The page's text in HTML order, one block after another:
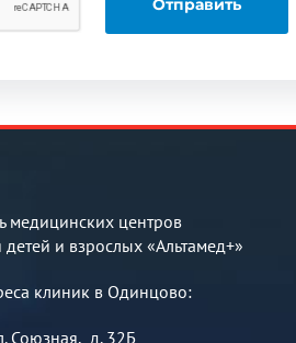
медицинских центров
детей и взрослых «Альтамед+»
клиник в Одинцово:
Союзная, д. 32Б